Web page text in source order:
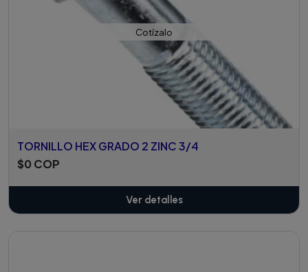
Cotízalo
TORNILLO HEX GRADO 2 ZINC 3/4
$0 COP
Ver detalles